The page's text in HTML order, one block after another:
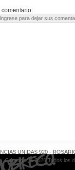
comentario:
UNIDAS 920 -
Copyright © 2026 Todos los